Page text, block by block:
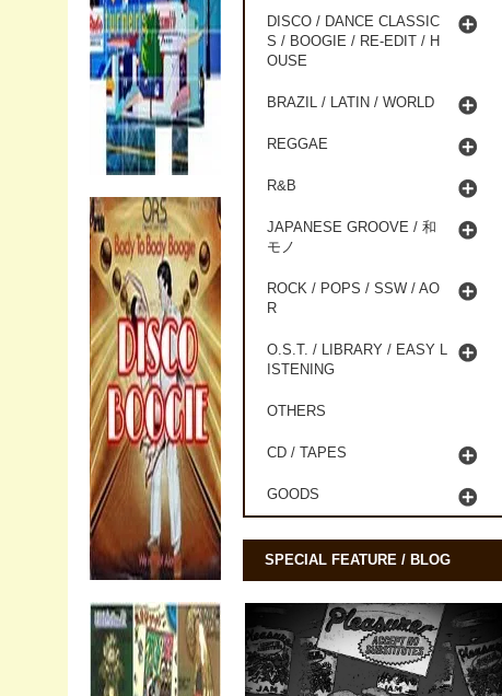
DISCO / DANCE CLASSIC
S / BOOGIE / RE-EDIT / H
OUSE
BRAZIL / LATIN / WORLD
REGGAE
R&B
JAPANESE GROOVE / 和
モノ
ROCK / POPS / SSW / AO
R
O.S.T. / LIBRARY / EASY L
ISTENING
OTHERS
CD / TAPES
GOODS
SPECIAL FEATURE / BLOG